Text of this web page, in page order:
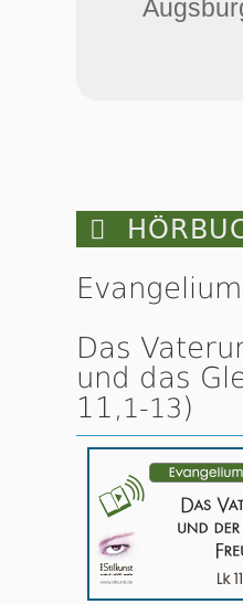

Das
und das
11,1-13)